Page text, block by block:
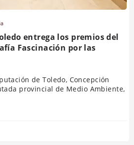
entrega los premios del
Fascinación por las
de Toledo, Concepción
provincial de Medio Ambiente,